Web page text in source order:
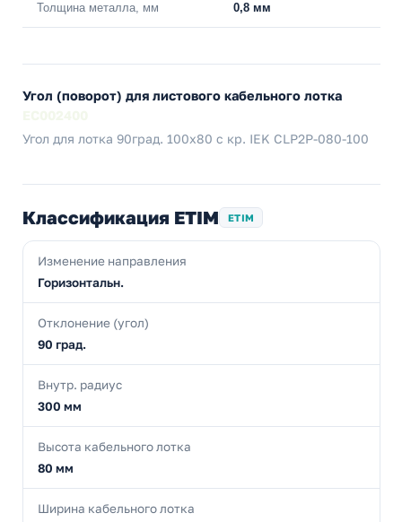
Толщина металла, мм 0,8 мм
Угол (поворот) для листового кабельного лотка
Угол для лотка 90град. 100х80 с кр. IEK CLP2P-080-100
Классификация ETIM ETIM
Изменение направления
Горизонтальн.
Отклонение (угол)
90 град.
Внутр. радиус
300 мм
Высота кабельного лотка
80 мм
Ширина кабельного лотка